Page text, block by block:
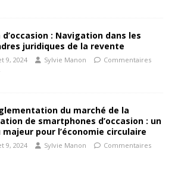
d’occasion : Navigation dans les
juridiques de la revente
9, 2024 Sylvie Manon
Commentaires
du marché de la
de smartphones d’occasion : un
majeur pour l’économie circulaire
9, 2024 Sylvie Manon
Commentaires